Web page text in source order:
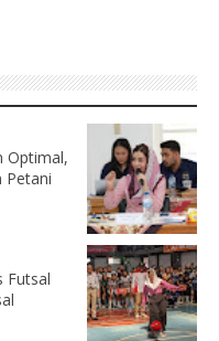
Optimal,
Petani
Futsal